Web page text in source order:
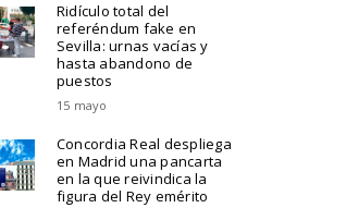
Ridículo total del
referéndum fake en
Sevilla: urnas vacías y
hasta abandono de
puestos
15 mayo
Concordia Real despliega
en Madrid una pancarta
en la que reivindica la
figura del Rey emérito